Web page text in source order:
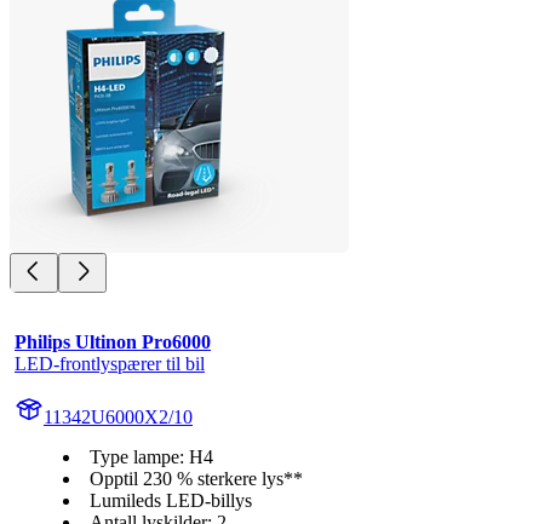
Philips Ultinon Pro6000
LED-frontlyspærer til bil
11342U6000X2/10
Type lampe: H4
Opptil 230 % sterkere lys**
Lumileds LED-billys